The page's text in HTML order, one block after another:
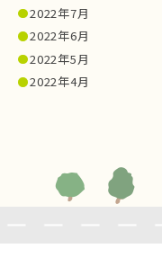
2022年7月
2022年6月
2022年5月
2022年4月